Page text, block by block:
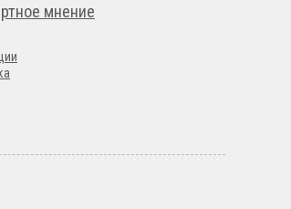
мнение